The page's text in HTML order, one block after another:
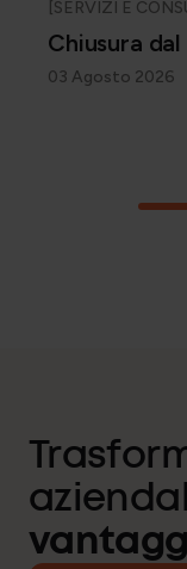
[SERVIZI E
Chiusura
03 Agosto 2026